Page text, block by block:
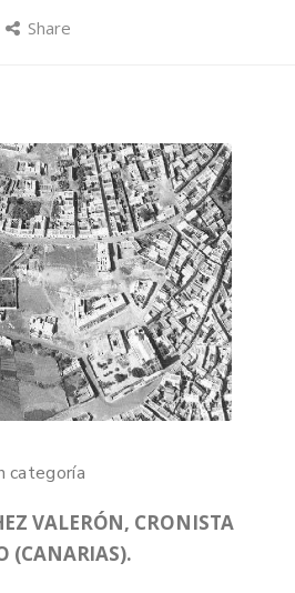
Share
categoría
VALERÓN, CRONISTA
(CANARIAS).